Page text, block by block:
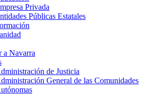
Privada
Públicas Estatales
a Navarra
de Justicia
General de las Comunidades